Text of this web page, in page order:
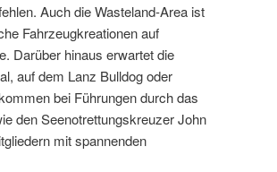
Auch die Wasteland-Area ist
Fahrzeugkreationen auf
Darüber hinaus erwartet die
auf dem Lanz Bulldog oder
bei Führungen durch das
den Seenotrettungskreuzer John
mit spannenden